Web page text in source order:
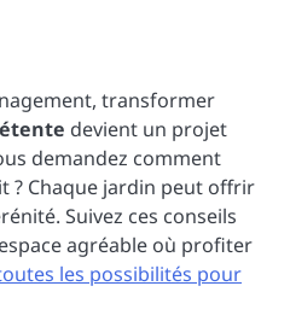
transformer
devient un projet
demandez comment
? Chaque jardin peut offrir
Suivez ces conseils
agréable où profiter
les possibilités pour